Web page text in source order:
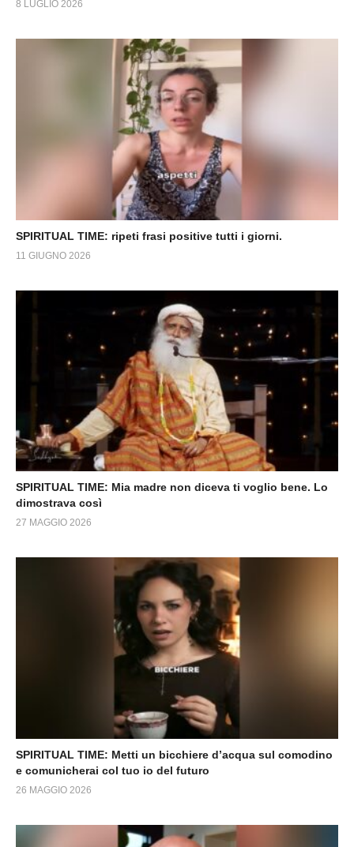
8 LUGLIO 2026
SPIRITUAL TIME: ripeti frasi positive tutti i giorni.
11 GIUGNO 2026
SPIRITUAL TIME: Mia madre non diceva ti voglio bene. Lo
dimostrava così
27 MAGGIO 2026
SPIRITUAL TIME: Metti un bicchiere d’acqua sul comodino
e comunicherai col tuo io del futuro
26 MAGGIO 2026